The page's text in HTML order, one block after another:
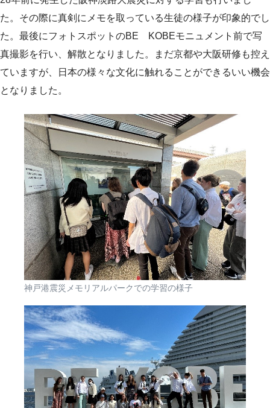
た。その際に真剣にメモを取っている生徒の様子が印象的でし
た。最後にフォトスポットのBE KOBEモニュメント前で写
真撮影を行い、解散となりました。まだ京都や大阪研修も控え
ていますが、日本の様々な文化に触れることができるいい機会
となりました。
神戸港震災メモリアルパークでの学習の様子